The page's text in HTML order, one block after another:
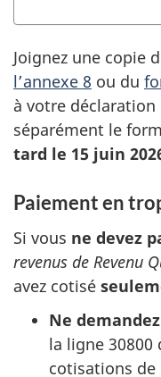
Joignez une copie
l’annexe 8 ou du
à votre déclaration
séparément le
tard le 15 juin
Paiement en
Si vous ne devez
revenus de Revenu
avez cotisé
Ne
la ligne 30800
cotisations de